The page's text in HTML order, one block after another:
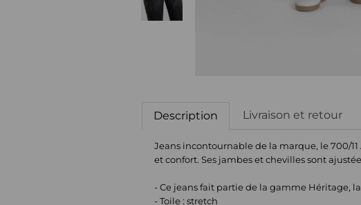
Description Livraison et retour
Jeans incontournable de la marque, le 700/
et confort. Ses jambes et chevilles sont
- Ce jeans fait partie de la gamme Héritage,
- Toile : stretch